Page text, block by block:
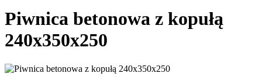
Piwnica betonowa z kopułą
240x350x250